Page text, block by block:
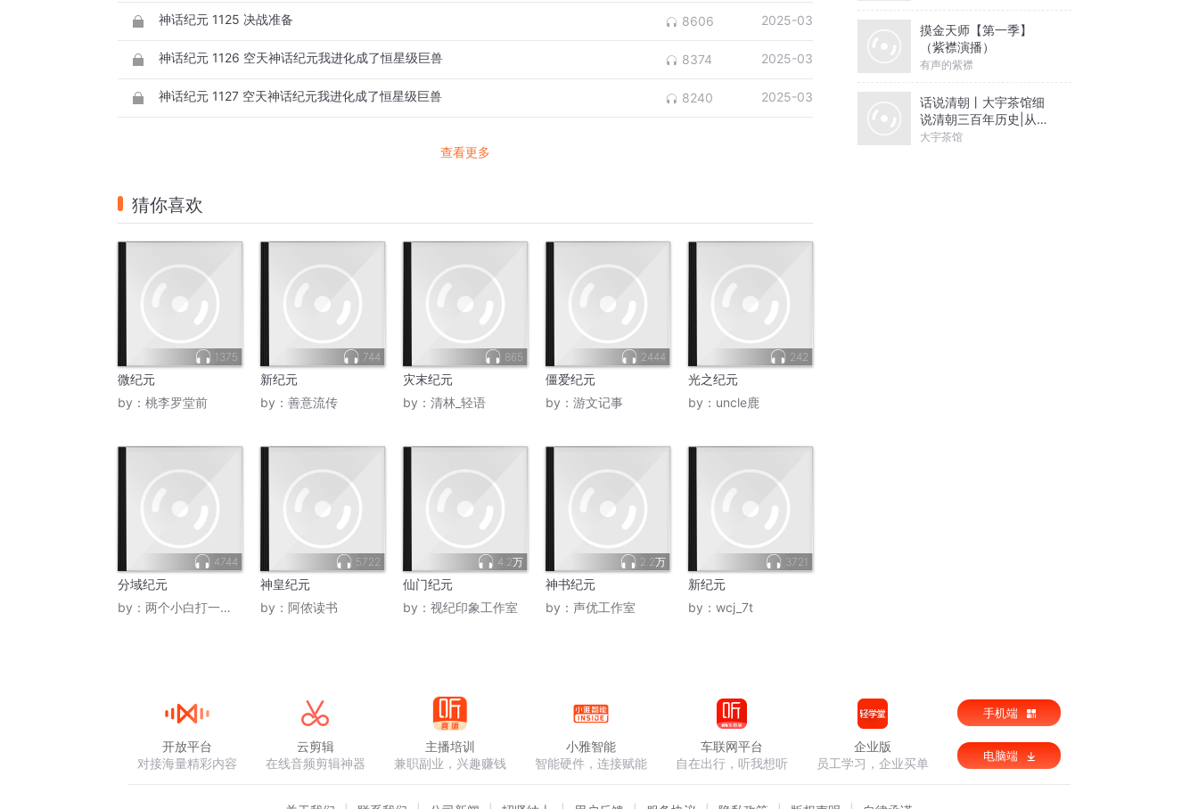
神话纪元 1125 决战准备 8606 2025-03
神话纪元 1126 空天神话纪元我进化成了恒星级巨兽 8374 2025-03
神话纪元 1127 空天神话纪元我进化成了恒星级巨兽 8240 2025-03
查看更多
猜你喜欢
1375
微纪元
by： 桃李罗堂前
744
新纪元
by： 善意流传
865
灾末纪元
by： 清林_轻语
2444
僵爱纪元
by： 游文记事
242
光之纪元
by： uncle鹿
4744
分域纪元
by： 两个小白打一个兔子
5722
神皇纪元
by： 阿侬读书
4.2万
仙门纪元
by： 视纪印象工作室
2.2万
神书纪元
by： 声优工作室
3721
新纪元
by： wcj_7t
摸金天师【第一季】
（紫襟演播）
有声的紫襟
话说清朝丨大宇茶馆细
说清朝三百年历史|从努
尔哈赤到末代皇帝溥仪|
大宇茶馆
开放平台
对接海量精彩内容
云剪辑
在线音频剪辑神器
主播培训
兼职副业，兴趣赚钱
小雅智能
智能硬件，连接赋能
车联网平台
自在出行，听我想听
企业版
员工学习，企业买单
手机端
电脑端